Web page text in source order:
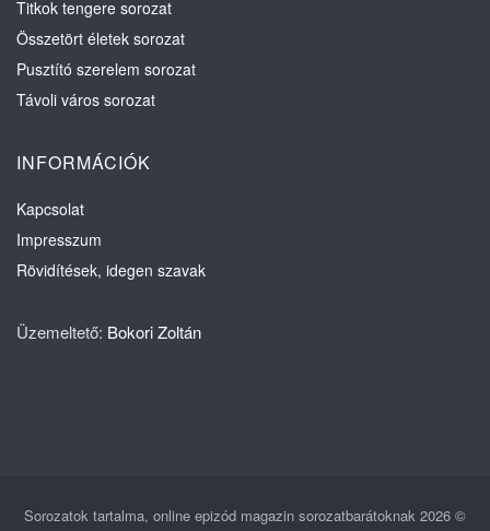
Titkok tengere sorozat
Összetört életek sorozat
Pusztító szerelem sorozat
Távoli város sorozat
INFORMÁCIÓK
Kapcsolat
Impresszum
Rövidítések, idegen szavak
Üzemeltető: Bokori Zoltán
Sorozatok tartalma, online epizód magazin sorozatbarátoknak 2026 ©